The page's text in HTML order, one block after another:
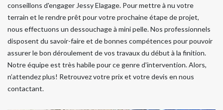
conseillons d'engager Jessy Elagage. Pour mettre à nu votre
terrain et le rendre prêt pour votre prochaine étape de projet,
nous effectuons un dessouchage à mini pelle. Nos professionnels
disposent du savoir-faire et de bonnes compétences pour pouvoir
assurer le bon déroulement de vos travaux du début à la finition.
Notre équipe est très habile pour ce genre d'intervention. Alors,
n’attendez plus! Retrouvez votre prix et votre devis en nous
contactant.